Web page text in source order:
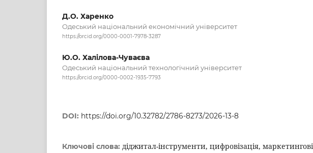
Д.О. Харенко
Одеський національний економічний університет
https://orcid.org/0000-0001-7978-3287
Ю.О. Халілова-Чуваєва
Одеський національний технологічний університет
https://orcid.org/0000-0002-1935-7793
DOI: https://doi.org/10.32782/2786-8273/2026-13-8
Ключові слова: діджитал-інструменти, цифровізація, маркетингові